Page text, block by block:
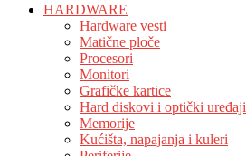
HARDWARE
Hardware vesti
Matične ploče
Procesori
Monitori
Grafičke kartice
Hard diskovi i optički uređaji
Memorije
Kućišta, napajanja i kuleri